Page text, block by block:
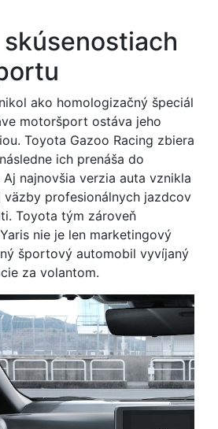
ako homologizačný špeciál
motoršport ostáva jeho
Toyota Gazoo Racing zbiera
ich prenáša do
najnovšia verzia auta vznikla
väzby profesionálnych jazdcov
Toyota tým zároveň
nie je len marketingový
športový automobil vyvíjaný
za volantom.